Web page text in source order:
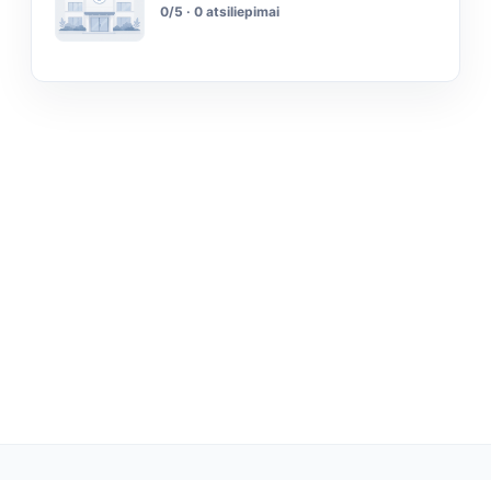
0/5 · 0 atsiliepimai